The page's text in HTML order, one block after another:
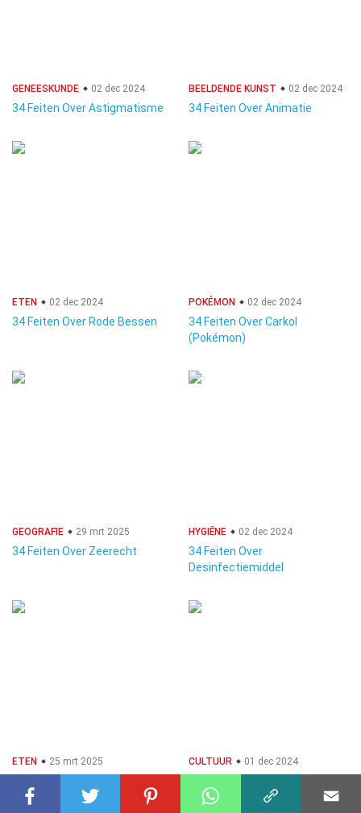
GENEESKUNDE 02 dec 2024
34 Feiten Over Astigmatisme
BEELDENDE KUNST 02 dec 2024
34 Feiten Over Animatie
ETEN 02 dec 2024
34 Feiten Over Rode Bessen
POKÉMON 02 dec 2024
34 Feiten Over Carkol
(Pokémon)
GEOGRAFIE 29 mrt 2025
34 Feiten Over Zeerecht
HYGIËNE 02 dec 2024
34 Feiten Over
Desinfectiemiddel
ETEN 25 mrt 2025 CULTUUR 01 dec 2024